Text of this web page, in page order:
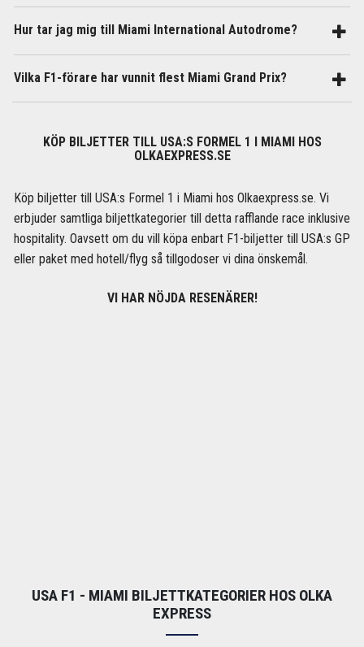
Hur tar jag mig till Miami International Autodrome?
Vilka F1-förare har vunnit flest Miami Grand Prix?
KÖP BILJETTER TILL USA:S FORMEL 1 I MIAMI HOS
OLKAEXPRESS.SE
Köp biljetter till USA:s Formel 1 i Miami hos Olkaexpress.se. Vi
erbjuder samtliga biljettkategorier till detta rafflande race inklusive
hospitality. Oavsett om du vill köpa enbart F1-biljetter till USA:s GP
eller paket med hotell/flyg så tillgodoser vi dina önskemål.
VI HAR NÖJDA RESENÄRER!